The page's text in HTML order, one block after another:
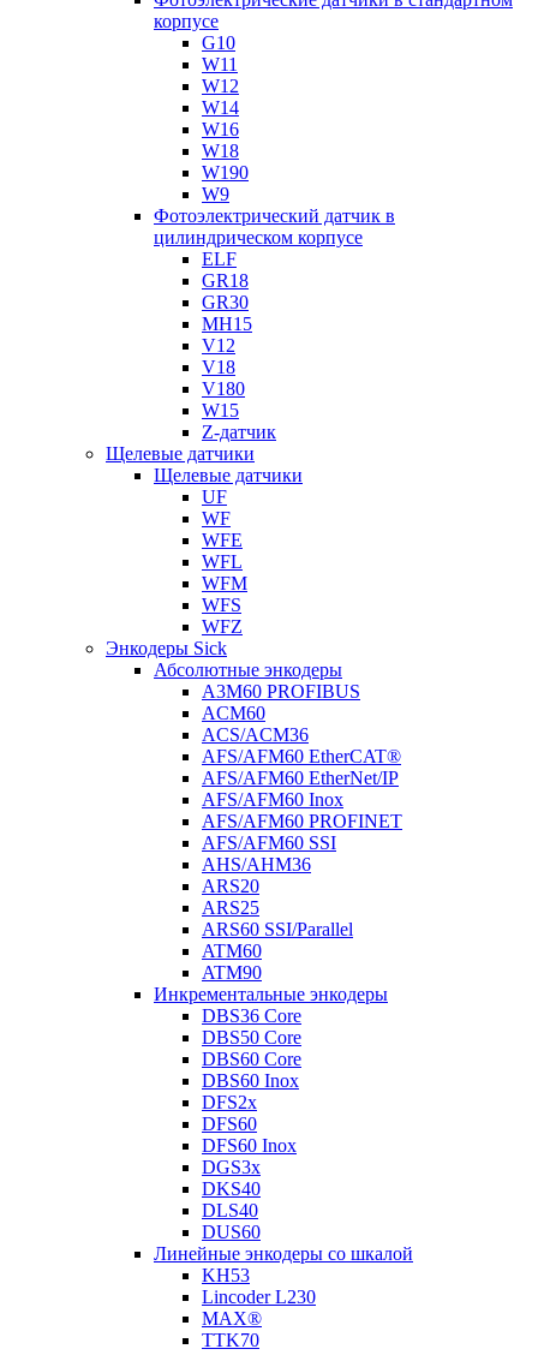
корпусе
G10
W11
W12
W14
W16
W18
W190
W9
Фотоэлектрический датчик в
цилиндрическом корпусе
ELF
GR18
GR30
MH15
V12
V18
V180
W15
Z-датчик
Щелевые датчики
Щелевые датчики
UF
WF
WFE
WFL
WFM
WFS
WFZ
Энкодеры Sick
Абсолютные энкодеры
A3M60 PROFIBUS
ACM60
ACS/ACM36
AFS/AFM60 EtherCAT®
AFS/AFM60 EtherNet/IP
AFS/AFM60 Inox
AFS/AFM60 PROFINET
AFS/AFM60 SSI
AHS/AHM36
ARS20
ARS25
ARS60 SSI/Parallel
ATM60
ATM90
Инкрементальные энкодеры
DBS36 Core
DBS50 Core
DBS60 Core
DBS60 Inox
DFS2x
DFS60
DFS60 Inox
DGS3x
DKS40
DLS40
DUS60
Линейные энкодеры со шкалой
KH53
Lincoder L230
MAX®
TTK70